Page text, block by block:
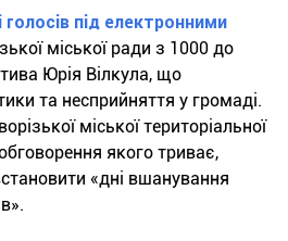
голосів під електронними
міської ради з 1000 до
Юрія Вілкула, що
та несприйняття у громаді.
міської територіальної
якого триває,
«дні вшанування